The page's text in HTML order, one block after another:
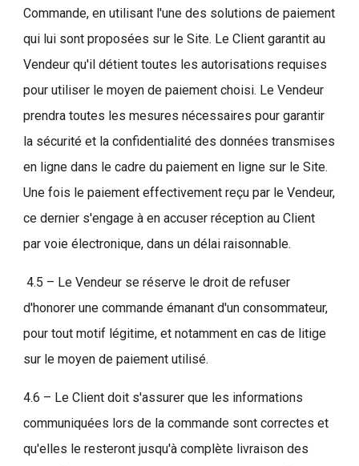
Commande, en utilisant l'une des solutions de paiement
qui lui sont proposées sur le Site. Le Client garantit au
Vendeur qu'il détient toutes les autorisations requises
pour utiliser le moyen de paiement choisi. Le Vendeur
prendra toutes les mesures nécessaires pour garantir
la sécurité et la confidentialité des données transmises
en ligne dans le cadre du paiement en ligne sur le Site.
Une fois le paiement effectivement reçu par le Vendeur,
ce dernier s'engage à en accuser réception au Client
par voie électronique, dans un délai raisonnable.
4.5 – Le Vendeur se réserve le droit de refuser
d'honorer une commande émanant d'un consommateur,
pour tout motif légitime, et notamment en cas de litige
sur le moyen de paiement utilisé.
4.6 – Le Client doit s'assurer que les informations
communiquées lors de la commande sont correctes et
qu'elles le resteront jusqu'à complète livraison des